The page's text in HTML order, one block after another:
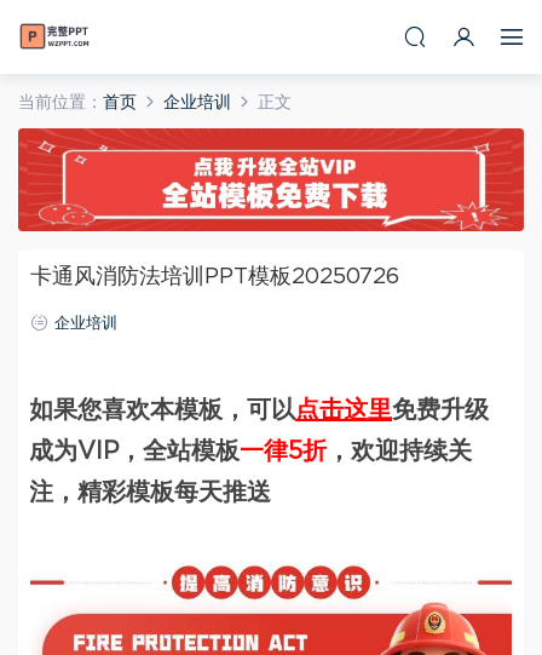
当前位置： 首页 企业培训 正文
卡通风消防法培训PPT模板20250726
企业培训
如果您喜欢本模板，可以点击这里免费升级
成为VIP，全站模板一律5折，欢迎持续关
注，精彩模板每天推送